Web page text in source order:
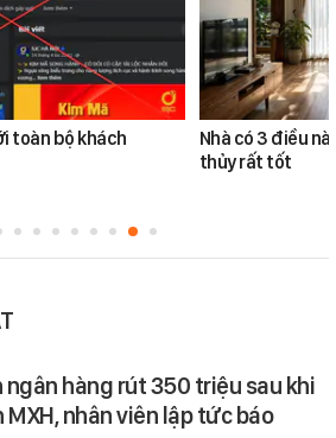
toàn bộ khách
Nhà có 3 điều
thủy rất tốt
hàng rút 350 triệu sau khi
nhân viên lập tức báo